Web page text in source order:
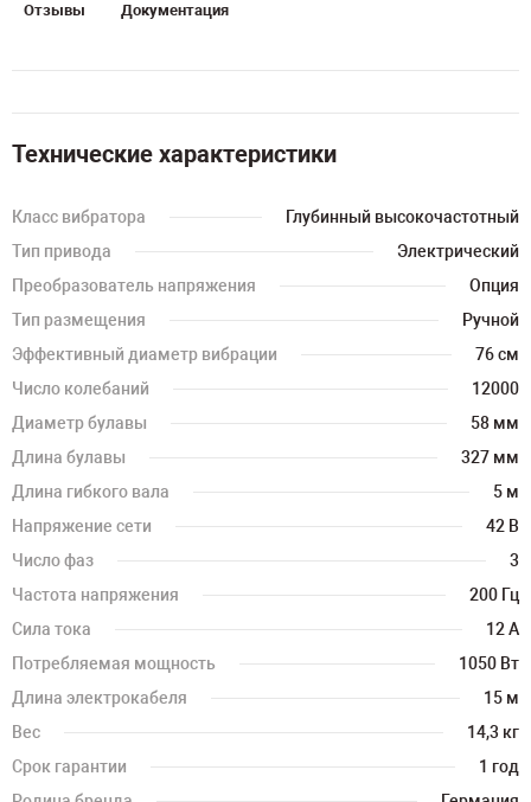
Отзывы Документация
Технические характеристики
Класс вибратора
Глубинный высокочастотный
Тип привода
Электрический
Преобразователь напряжения
Опция
Тип размещения
Ручной
Эффективный диаметр вибрации
76 см
Число колебаний
12000
Диаметр булавы
58 мм
Длина булавы
327 мм
Длина гибкого вала
5 м
Напряжение сети
42 В
Число фаз
3
Частота напряжения
200 Гц
Сила тока
12 А
Потребляемая мощность
1050 Вт
Длина электрокабеля
15 м
Вес
14,3 кг
Срок гарантии
1 год